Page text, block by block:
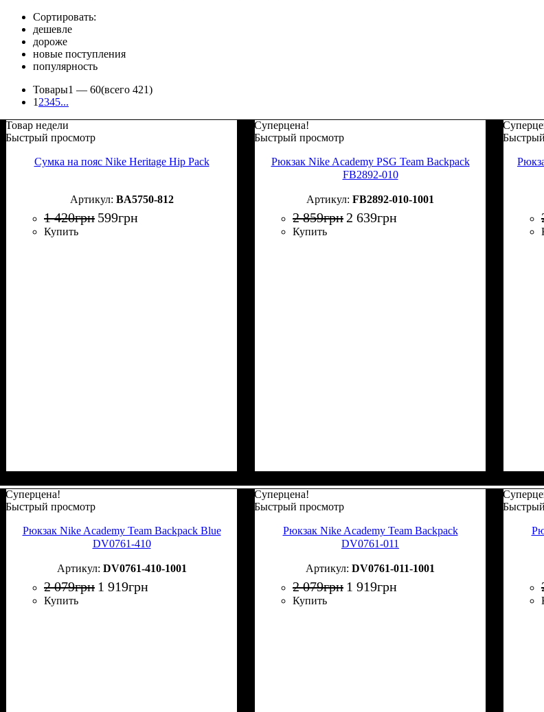
Сортировать:
дешевле
дороже
новые поступления
популярность
Товары1 — 60(всего 421)
1 2345...
Товар недели
Быстрый просмотр
Сумка на пояс Nike Heritage Hip Pack
BA5750-812
1 420грн 599грн
Купить
Суперцена!
Быстрый просмотр
Рюкзак Nike Academy PSG Team Backpack
FB2892-010
FB2892-010-1001
2 859грн 2 639грн
Купить
Суперцена!
Быстрый просмотр
Рюкзак Nike Academy Team Backpack Blue
DV0761-410
DV0761-410-1001
2 079грн 1 919грн
Купить
Суперцена!
Быстрый просмотр
Рюкзак Nike Academy Team Backpack
DV0761-011
DV0761-011-1001
2 079грн 1 919грн
Купить